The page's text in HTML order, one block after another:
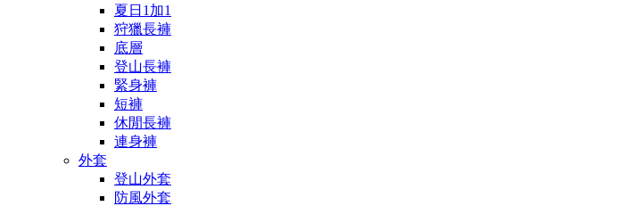
夏日1加1
狩獵長褲
底層
登山長褲
緊身褲
短褲
休閒長褲
連身褲
外套
登山外套
防風外套